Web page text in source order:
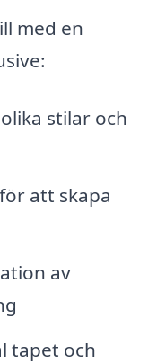
med en
stilar och
att skapa
av
tapet och